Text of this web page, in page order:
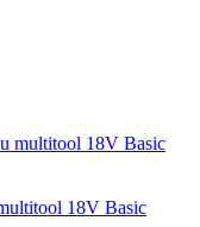
18V Basic